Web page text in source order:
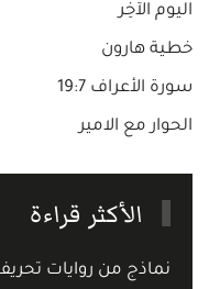
اليوم الآخِر
خطية هارون
سورة الأعراف 19:7
الحوار مع الامير
الأكثر قراءة
نماذج من روايات